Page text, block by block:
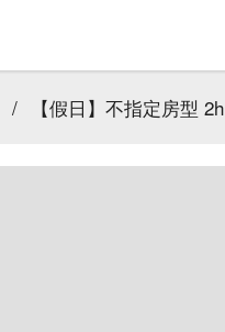
/ 【假日】不指定房型 2h